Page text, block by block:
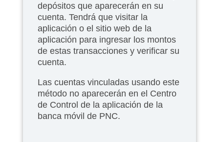
depósitos que aparecerán en su
cuenta. Tendrá que visitar la
aplicación o el sitio web de la
aplicación para ingresar los montos
de estas transacciones y verificar su
cuenta.
Las cuentas vinculadas usando este
método no aparecerán en el Centro
de Control de la aplicación de la
banca móvil de PNC.